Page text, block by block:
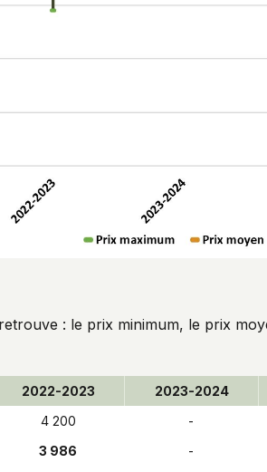
: le prix minimum, le prix
2022-2023 2023-2024
4 200 -
3 986 -